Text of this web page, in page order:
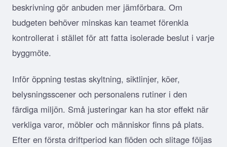
beskrivning gör anbuden mer jämförbara. Om
budgeten behöver minskas kan teamet förenkla
kontrollerat i stället för att fatta isolerade beslut i varje
byggmöte.
Inför öppning testas skyltning, siktlinjer, köer,
belysningsscener och personalens rutiner i den
färdiga miljön. Små justeringar kan ha stor effekt när
verkliga varor, möbler och människor finns på plats.
Efter en första driftperiod kan flöden och slitage följas